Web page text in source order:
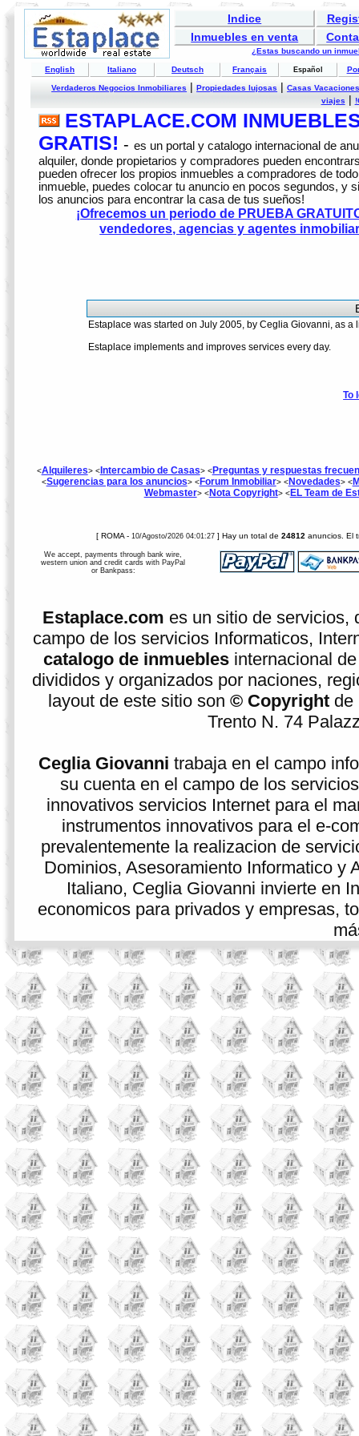
Indice
Inmuebles en venta
¿Estas buscando un
English Italiano Deutsch Français Español
Verdaderos Negocios Inmobiliares |Propiedades lujosas |Casas
viajes |
ESTAPLACE.COM
GRATIS! -es un portal y catalogo internacional de
alquiler, donde propietarios y compradores pueden
pueden ofrecer los propios inmuebles a compradores de
inmueble, puedes colocar tu anuncio en pocos segundos, y
los anuncios para encontrar la casa de tus sueños!
¡Ofrecemos un periodo de PRUEBA
vendedores, agencias y agentes
Estaplace was started on July 2005, by Ceglia Giovanni, as
Estaplace implements and improves services every day.
To
<Alquileres> <Intercambio de Casas> <Preguntas y respuestas
<Sugerencias para los anuncios> <Forum Inmobiliar> <Novedades> <
Webmaster> <Nota Copyright> <EL Team de
[ ROMA -10/Agosto/2026 04:01:27] Hay un total de24812 anuncios. El
We accept, payments through bank wire,
western union and credit cards with PayPal
or Bankpass:
Estaplace.com es un sitio de servicios,
campo de los servicios Informaticos,
catalogo de inmueblesinternacional
divididos y organizados por naciones,
layout de este sitio son© Copyright de
Trento N. 74
Ceglia Giovanni trabaja en el campo
su cuenta en el campo de los
innovativos servicios Internet para el
instrumentos innovativos para el e-
prevalentemente la realizacion de
Dominios, Asesoramiento Informatico y
Italiano, Ceglia Giovanni invierte en
economicos para privados y empresas,